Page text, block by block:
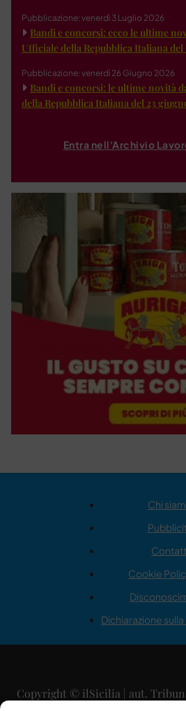
Pubblicazione: venerdì 3 Luglio 2026
Bandi e concorsi: ecco le ultime
Ufficiale della Repubblica Italiana del
Pubblicazione: venerdì 26 Giugno 2026
Bandi e concorsi: le ultime novità
della Repubblica Italiana del 23
Entra nell'Archivio
Chi
Cookie
Dichiarazione sulla
Copyright © ilSicilia | aut.